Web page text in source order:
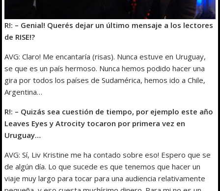
R!: – Genial! Querés dejar un último mensaje a los lectores
de RISE!?
AVG: Claro! Me encantaría (risas). Nunca estuve en Uruguay,
se que es un país hermoso. Nunca hemos podido hacer una
gira por todos los países de Sudamérica, hemos ido a Chile,
Argentina…
R!: – Quizás sea cuestión de tiempo, por ejemplo este año
Leaves Eyes y Atrocity tocaron por primera vez en
Uruguay…
AVG: Sí, Liv Kristine me ha contado sobre eso! Espero que se
de algún día. Lo que sucede es que tenemos que hacer un
viaje muy largo para tocar para una audiencia relativamente